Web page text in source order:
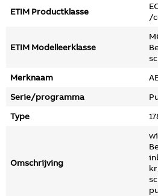
ETIM Productklasse
/
ETIM Modelleerklasse
Merknaam
Serie/programma
Type
Omschrijving